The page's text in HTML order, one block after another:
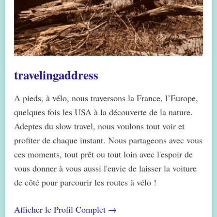
travelingaddress
A pieds, à vélo, nous traversons la France, l’Europe,
quelques fois les USA à la découverte de la nature.
Adeptes du slow travel, nous voulons tout voir et
profiter de chaque instant. Nous partageons avec vous
ces moments, tout prêt ou tout loin avec l'espoir de
vous donner à vous aussi l'envie de laisser la voiture
de côté pour parcourir les routes à vélo !
Afficher le Profil Complet →